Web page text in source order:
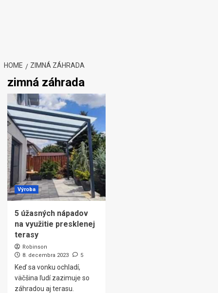
HOME ZIMNÁ ZÁHRADA
zimná záhrada
Výroba
5 úžasných nápadov
na využitie presklenej
terasy
Robinson
8. decembra 2023
5
Keď sa vonku ochladí,
väčšina ľudí zazimuje so
záhradou aj terasu.